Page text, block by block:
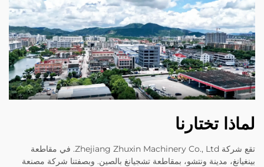
لماذا تختارنا
تقع شركة Zhejiang Zhuxin Machinery Co., Ltd. في مقاطعة
بينغيانغ، مدينة ونتشو، بمقاطعة تشجيانغ بالصين. وبصفتنا شركة مصنعة